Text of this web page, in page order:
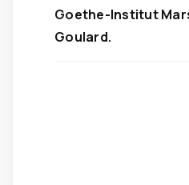
Goethe-Institut
Goulard.